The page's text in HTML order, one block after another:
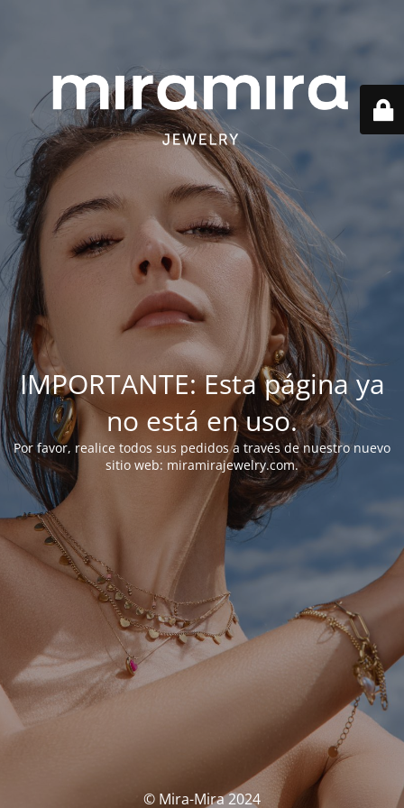
IMPORTANTE: Esta página ya
no está en uso.
Por favor, realice todos sus pedidos a través de nuestro nuevo
sitio web: miramirajewelry.com.
© Mira-Mira 2024